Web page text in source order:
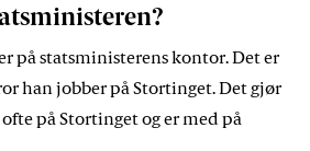
på statsministerens kontor. Det er
han jobber på Stortinget. Det gjør
på Stortinget og er med på